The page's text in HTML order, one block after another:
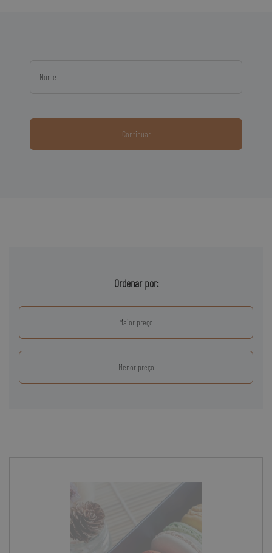
Nome
Continuar
Ordenar por:
Maior preço
Menor preço